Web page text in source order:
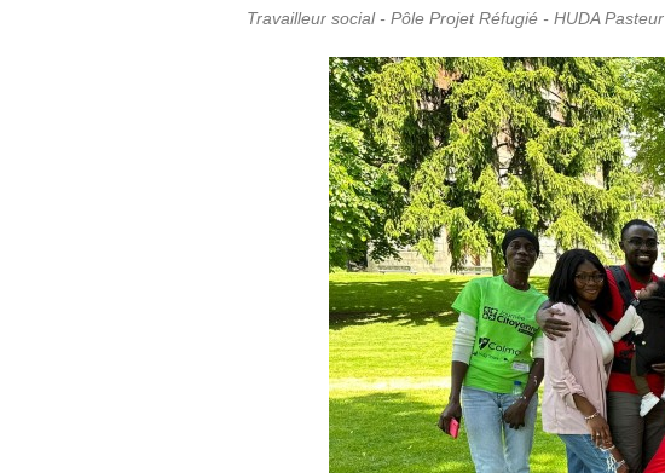
Travailleur social ‑ Pôle Projet Réfugié - HUDA Pasteur